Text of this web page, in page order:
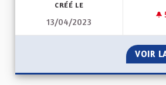
CRÉÉ LE
13/04/2023
VOIR